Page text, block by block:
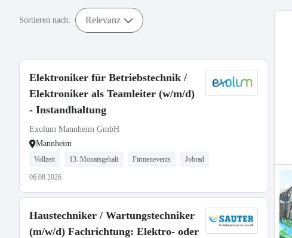
Sortieren nach: Relevanz
Elektroniker für Betriebstechnik /
Elektroniker als Teamleiter (w/m/d)
- Instandhaltung
Exolum Mannheim GmbH
Mannheim
Vollzeit 13. Monatsgehalt Firmenevents Jobrad
06.08.2026
Haustechniker / Wartungstechniker
(m/w/d) Fachrichtung: Elektro- oder